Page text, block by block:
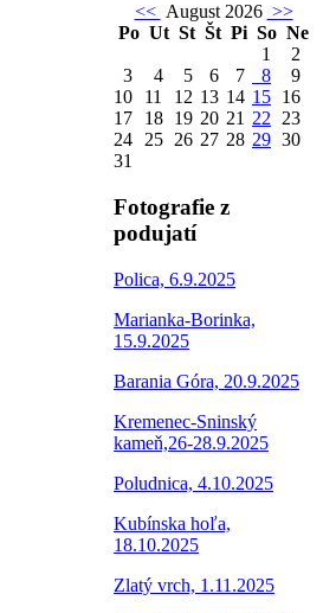
<< August 2026 >>
Po Ut St Št Pi So Ne
1
2
3
4 5 6 7 8
9
10
11 12 13 14 15 16
17
18 19 20 21 22
23
24
25 26 27 28 29 30
31
Fotografie z
podujatí
Polica, 6.9.2025
Marianka-Borinka,
15.9.2025
Barania Góra, 20.9.2025
Kremenec-Sninský
kameň,26-28.9.2025
Poludnica, 4.10.2025
Kubínska hoľa,
18.10.2025
Zlatý vrch, 1.11.2025